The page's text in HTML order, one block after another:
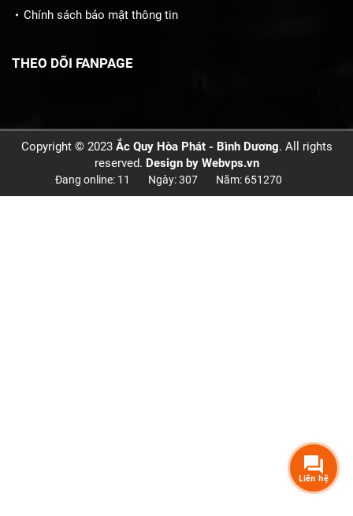
Chính sách bảo mật thông tin
THEO DÕI FANPAGE
Copyright © 2023 Ắc Quy Hòa Phát - Bình Dương. All rights
reserved. Design by Webvps.vn
Đang online: 11 Ngày: 307 Năm: 651270
Liên hệ